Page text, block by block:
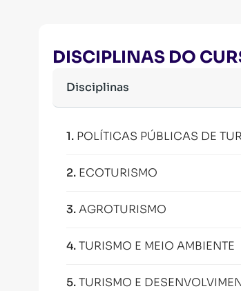
DISCIPLINAS DO
Disciplinas
1. POLÍTICAS PÚBLICAS DE
2. ECOTURISMO
3.AGROTURISMO
4.TURISMO E MEIO AMBIENTE
5.TURISMO E